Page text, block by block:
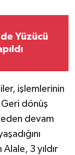
Yüzücü
işlemlerinin
dönüş
devam
Alale, 3 yıldır